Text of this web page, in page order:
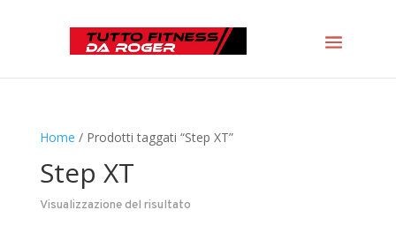
Home / Prodotti taggati “Step XT”
Step XT
Visualizzazione del risultato